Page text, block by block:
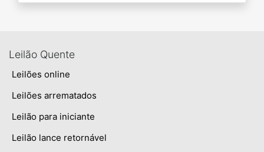
Leilão Quente
Leilões online
Leilões arrematados
Leilão para iniciante
Leilão lance retornável